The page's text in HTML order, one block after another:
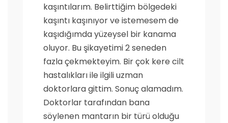
kaşıntılarım. Belirttiğim bölgedeki
kaşıntı kaşınıyor ve istemesem de
kaşıdığımda yüzeysel bir kanama
oluyor. Bu şikayetimi 2 seneden
fazla çekmekteyim. Bir çok kere cilt
hastalıkları ile ilgili uzman
doktorlara gittim. Sonuç alamadım.
Doktorlar tarafından bana
söylenen mantarın bir türü olduğu